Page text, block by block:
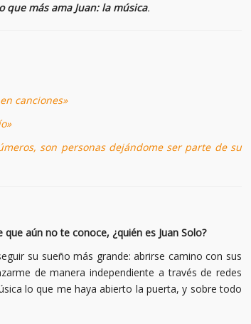
que más ama Juan: la música.
canciones»
son personas dejándome ser parte de su
aún no te conoce, ¿quién es Juan Solo?
su sueño más grande: abrirse camino con sus
de manera independiente a través de redes
lo que me haya abierto la puerta, y sobre todo